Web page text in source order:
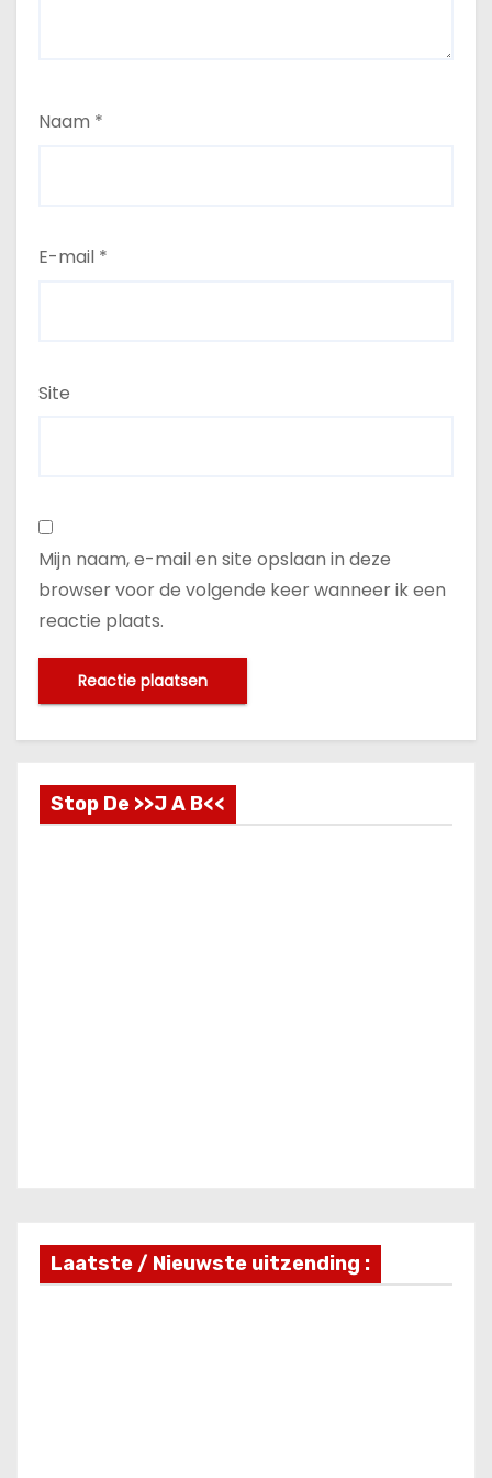
Naam *
E-mail *
Site
Mijn naam, e-mail en site opslaan in deze
browser voor de volgende keer wanneer ik een
reactie plaats.
Stop De >>J A B<<
Laatste / Nieuwste uitzending :